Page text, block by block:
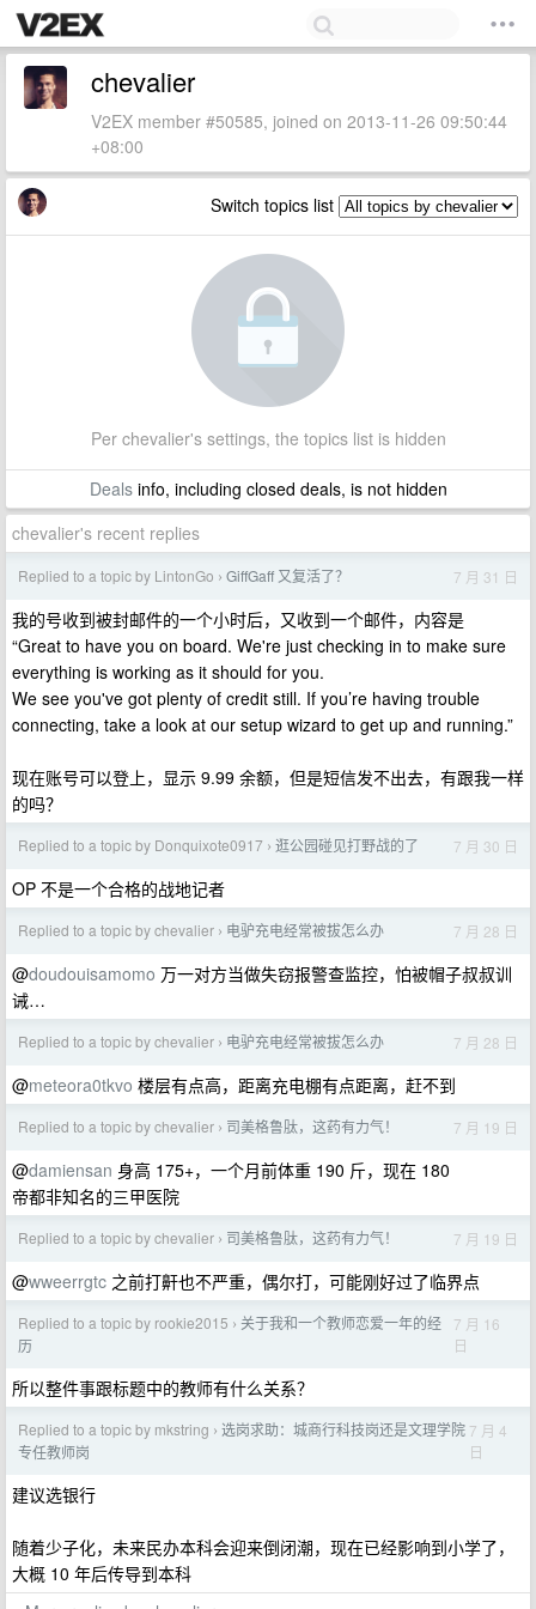
chevalier
V2EX member #50585, joined on 2013-11-26 09:50:44
+08:00
Switch topics list
Per chevalier's settings, the topics list is hidden
Dealsinfo, including closed deals, is not hidden
chevalier's recent replies
Replied to a topic by LintonGo › GiffGaff 又复活了？ 7 月 31 日
我的号收到被封邮件的一个小时后，又收到一个邮件，内容是
“Great to have you on board. We're just checking in to make sure
everything is working as it should for you.
We see you've got plenty of credit still. If you’re having trouble
connecting, take a look at our setup wizard to get up and running.”
现在账号可以登上，显示 9.99 余额，但是短信发不出去，有跟我一样
的吗？
Replied to a topic by Donquixote0917 › 逛公园碰见打野战的了 7 月 30 日
OP 不是一个合格的战地记者
Replied to a topic by chevalier › 电驴充电经常被拔怎么办 7 月 28 日
@doudouisamomo 万一对方当做失窃报警查监控，怕被帽子叔叔训
诫…
Replied to a topic by chevalier › 电驴充电经常被拔怎么办 7 月 28 日
@meteora0tkvo 楼层有点高，距离充电棚有点距离，赶不到
Replied to a topic by chevalier › 司美格鲁肽，这药有力气！ 7 月 19 日
@damiensan 身高 175+，一个月前体重 190 斤，现在 180
帝都非知名的三甲医院
Replied to a topic by chevalier › 司美格鲁肽，这药有力气！ 7 月 19 日
@wweerrgtc 之前打鼾也不严重，偶尔打，可能刚好过了临界点
Replied to a topic by rookie2015 › 关于我和一个教师恋爱一年的经
历
7 月 16
日
所以整件事跟标题中的教师有什么关系？
Replied to a topic by mkstring › 选岗求助：城商行科技岗还是文理学院
专任教师岗
7 月 4
日
建议选银行
随着少子化，未来民办本科会迎来倒闭潮，现在已经影响到小学了，
大概 10 年后传导到本科